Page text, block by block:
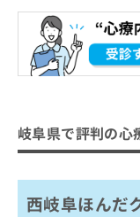
岐阜県で評判の
西岐阜ほんだ